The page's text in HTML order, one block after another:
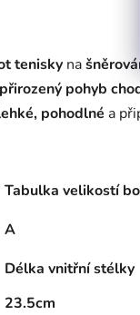
tenisky na
přirozený pohyb
pohodlné a
Tabulka velikostí
A
Délka vnitřní stélky
23.5cm